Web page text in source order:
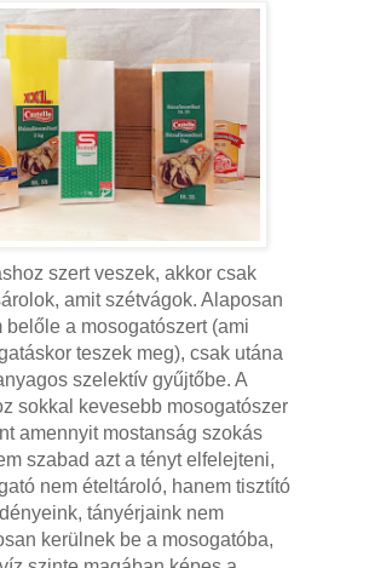
szert veszek, akkor csak
amit szétvágok. Alaposan
belőle a mosogatószert (ami
teszek meg), csak utána
szelektív gyűjtőbe. A
sokkal kevesebb mosogatószer
amennyit mostanság szokás
szabad azt a tényt elfelejteni,
nem ételtároló, hanem tisztító
tányérjaink nem
kerülnek be a mosogatóba,